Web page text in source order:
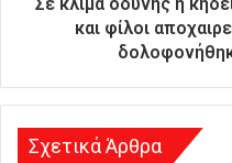
σ
Σε κλίμα οδύνης η
και φίλοι
Σχετικά Άρθρα